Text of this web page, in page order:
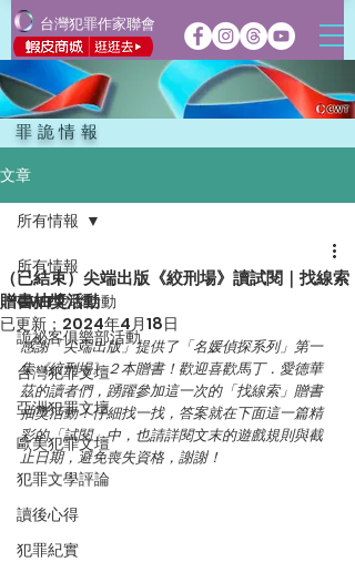
台灣犯罪作家聯會
罪詭情報
文章
所有情報
CWT犯聯活動
詭祕客俱樂部活動
台灣犯罪文壇
亞洲犯罪文壇
歐美犯罪文壇
犯罪文學評論
讀後心得
犯罪紀實
所有情報
（已結束）尖端出版《絞刑場》讀試閱｜找線索
贈書抽獎活動
已更新： 2024年4月18日
感謝「尖端出版」提供了「名媛偵探系列」第一
集《絞刑場》２本贈書！歡迎喜歡馬丁．愛德華
茲的讀者們，踴躍參加這一次的「找線索」贈書
抽獎活動！仔細找一找，答案就在下面這一篇精
彩的「試閱」中， 也請詳閱文末的遊戲規則與截
止日期，避免喪失資格，謝謝！